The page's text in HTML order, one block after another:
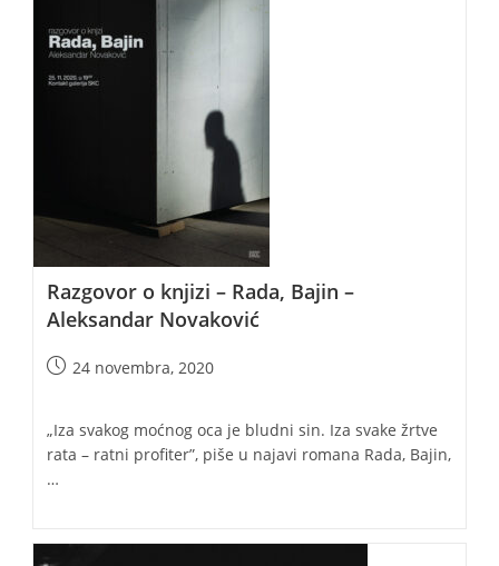
Razgovor o knjizi – Rada, Bajin –
Aleksandar Novaković
Post24 novembra, 2020
„Iza svakog moćnog oca je bludni sin. Iza svake žrtve
rata – ratni profiter”, piše u najavi romana Rada, Bajin,
…